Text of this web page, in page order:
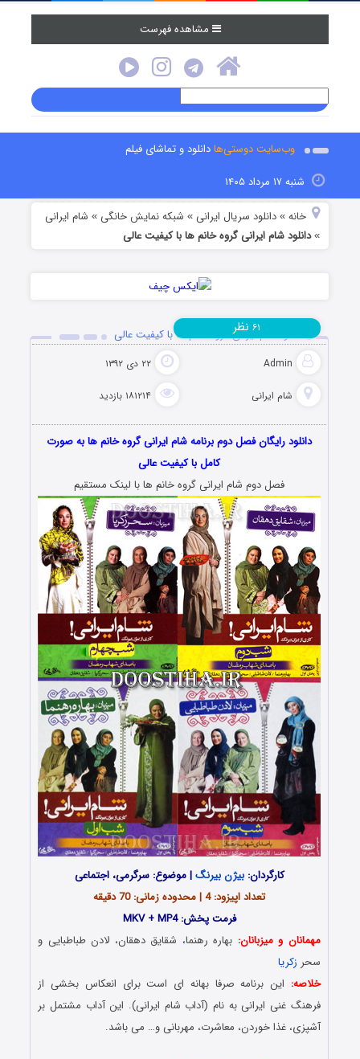
مشاهده فهرست
وب‌سایت دوستی‌هادانلود و تماشای فیلم
شنبه ۱۷ مرداد ۱۴۰۵
خانه »دانلود سریال ایرانی » شبکه نمایش خانگی » شام ایرانی
»دانلود شام ایرانی گروه خانم ها با کیفیت عالی
دانلود شام ایرانی گروه خانم ها با کیفیت عالی
Admin ۲۲ دی ۱۳۹۲
شام ایرانی ۱۸۱۲۱۴ بازدید
۶۱ نظر
دانلود رایگان فصل دوم برنامه شام ایرانی گروه خانم ها به صورت
کامل با کیفیت عالی
فصل دوم شام ایرانی گروه خانم ها با لینک مستقیم
کارگردان:بیژن بیرنگ| موضوع: سرگرمی، اجتماعی
تعداد اپیزود: 4 | محدوده زمانی: 70 دقیقه
فرمت پخش: MKV + MP4
مهمانان و میزبانان: بهاره رهنما، شقایق دهقان، لادن طباطبایی و
سحر زکریا
خلاصه: این برنامه صرفا بهانه ای است برای انعکاس بخشی از
فرهنگ غنی ایرانی به نام (آداب شام ایرانی). این آداب مشتمل بر
آشپزی، غذا خوردن، معاشرت، مهربانی و… می باشد.